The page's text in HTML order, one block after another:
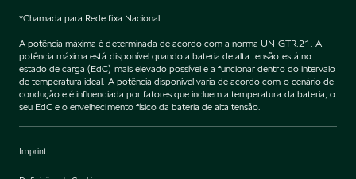
*Chamada para Rede fixa Nacional
A potência máxima é determinada de acordo com a norma UN-GTR.21. A
potência máxima está disponível quando a bateria de alta tensão está no
estado de carga (EdC) mais elevado possível e a funcionar dentro do intervalo
de temperatura ideal. A potência disponível varia de acordo com o cenário de
condução e é influenciada por fatores que incluem a temperatura da bateria, o
seu EdC e o envelhecimento físico da bateria de alta tensão.
Imprint